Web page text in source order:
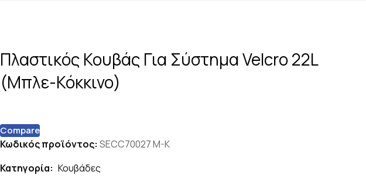
Πλαστικός Κουβάς Για Σύστημα Velcro 22L
(Μπλε-Κόκκινο)
Compare
Κωδικός προϊόντος: SECC70027 M-K
Κατηγορία: Κουβάδες